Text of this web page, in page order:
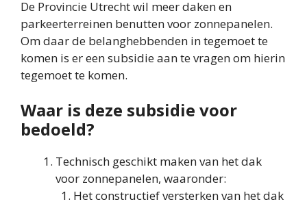
De Provincie Utrecht wil meer daken en
parkeerterreinen benutten voor zonnepanelen.
Om daar de belanghebbenden in tegemoet te
komen is er een subsidie aan te vragen om hierin
tegemoet te komen.
Waar is deze subsidie voor
bedoeld?
Technisch geschikt maken van het dak
voor zonnepanelen, waaronder:
Het constructief versterken van het dak